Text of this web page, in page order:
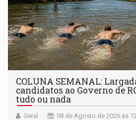
COLUNA SEMANAL:
candidatos ao Governo de
tudo ou nada
Geral 08 de Agosto de 2026 às